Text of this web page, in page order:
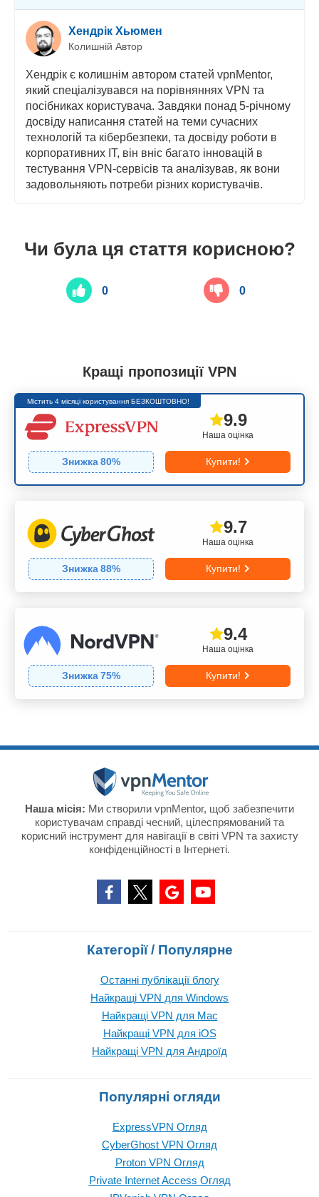
Хендрік Хьюмен
Колишній Автор
Хендрік є колишнім автором статей vpnMentor,
який спеціалізувався на порівняннях VPN та
посібниках користувача. Завдяки понад 5-річному
досвіду написання статей на теми сучасних
технологій та кібербезпеки, та досвіду роботи в
корпоративних ІТ, він вніс багато інновацій в
тестування VPN-сервісів та аналізував, як вони
задовольняють потреби різних користувачів.
Чи була ця стаття корисною?
0 0
Кращі пропозиції VPN
Містить 4 місяці користування БЕЗКОШТОВНО!
Наша оцінка
9.9
Знижка80% Купити!
Наша оцінка
9.7
Знижка88% Купити!
Наша оцінка
9.4
Знижка75% Купити!
Наша місія: Ми створили vpnMentor, щоб забезпечити
користувачам справді чесний, цілеспрямований та
корисний інструмент для навігації в світі VPN та захисту
конфіденційності в Інтернеті.
Категорії / Популярне
Останні публікації блогу
Найкращі VPN для Windows
Найкращі VPN для Mac
Найкращі VPN для iOS
Найкращі VPN для Андроїд
Популярні огляди
ExpressVPN Огляд
CyberGhost VPN Огляд
Proton VPN Огляд
Private Internet Access Огляд